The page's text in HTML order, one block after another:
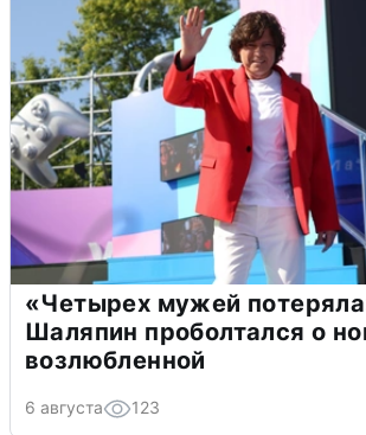
«Четырех мужей
Шаляпин проболтался о
возлюбленной
6 августа 123